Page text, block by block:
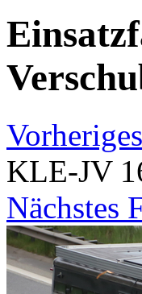
KLE-JV
Nächstes